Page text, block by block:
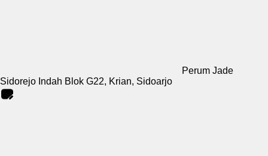
Perum Jade
Sidorejo Indah Blok G22, Krian, Sidoarjo